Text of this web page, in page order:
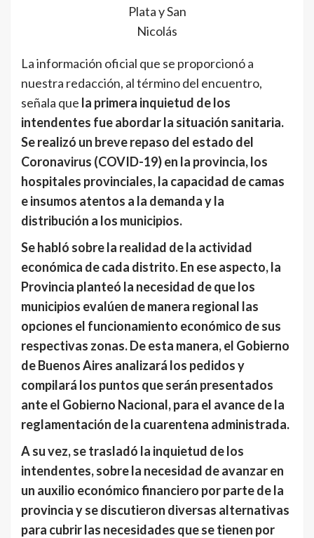
Plata y San
Nicolás
La información oficial que se proporcionó a
nuestra redacción, al término del encuentro,
señala que la primera inquietud de los
intendentes fue abordar la situación sanitaria.
Se realizó un breve repaso del estado del
Coronavirus (COVID-19) en la provincia, los
hospitales provinciales, la capacidad de camas
e insumos atentos a la demanda y la
distribución a los municipios.
Se habló sobre la realidad de la actividad
económica de cada distrito. En ese aspecto, la
Provincia planteó la necesidad de que los
municipios evalúen de manera regional las
opciones el funcionamiento económico de sus
respectivas zonas. De esta manera, el Gobierno
de Buenos Aires analizará los pedidos y
compilará los puntos que serán presentados
ante el Gobierno Nacional, para el avance de la
reglamentación de la cuarentena administrada.
A su vez, se trasladó la inquietud de los
intendentes, sobre la necesidad de avanzar en
un auxilio económico financiero por parte de la
provincia y se discutieron diversas alternativas
para cubrir las necesidades que se tienen por